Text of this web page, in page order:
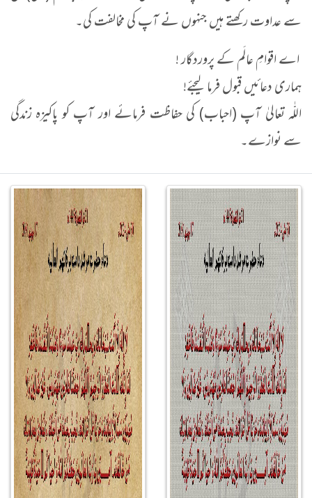
سے عداوت رکھتے ہیں جنہوں نے آپ کی مخالفت کی۔
اے اقوامِ عالَم کے پروردگار !
ہماری دعائیں قبول فرما لیجئے!
اللّٰہ تعالیٰ آپ (احباب) کی حفاظت فرمائے اور آپ کو پاکیزہ زندگی
سے نوازے۔